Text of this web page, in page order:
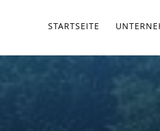
STARTSEITE